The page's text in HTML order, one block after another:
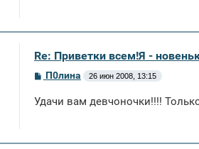
и
Re: Приветки всем!Я -
С
б
и
П0лина 26 июн 2008, 13:15
Удачи вам девчоночки!!!!